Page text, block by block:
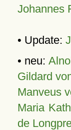
Johannes
• Update:
• neu:
Gildard
Manveus
Maria
de